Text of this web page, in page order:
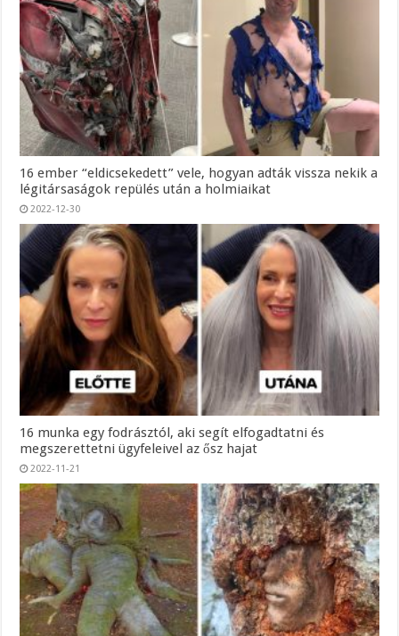
16 ember “eldicsekedett” vele, hogyan adták vissza nekik a
légitársaságok repülés után a holmiaikat
2022-12-30
16 munka egy fodrásztól, aki segít elfogadtatni és
megszerettetni ügyfeleivel az ősz hajat
2022-11-21